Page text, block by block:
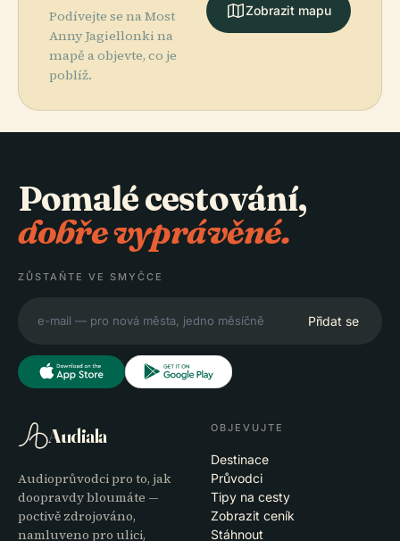
Podívejte se na Most
Anny Jagiellonki na
mapě a objevte, co je
poblíž.
Zobrazit mapu
Pomalé cestování,
dobře vyprávěné.
ZŮSTAŇTE VE SMYČCE
Přidat se
Audiala
Audioprůvodci pro to, jak
doopravdy bloumáte —
poctivě zdrojováno,
namluveno pro ulici,
OBJEVUJTE
Destinace
Průvodci
Tipy na cesty
Zobrazit ceník
Stáhnout